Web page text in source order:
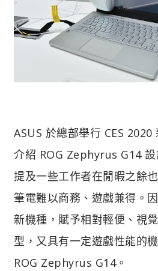
ASUS 於總部舉行 CES 2020
介紹 ROG Zephyrus G14 設
提及一些工作者在閒暇之餘
筆電難以商務、遊戲兼得。
新機種，賦予相對輕便、視
型，又具有一定遊戲性能的
ROG Zephyrus G14。